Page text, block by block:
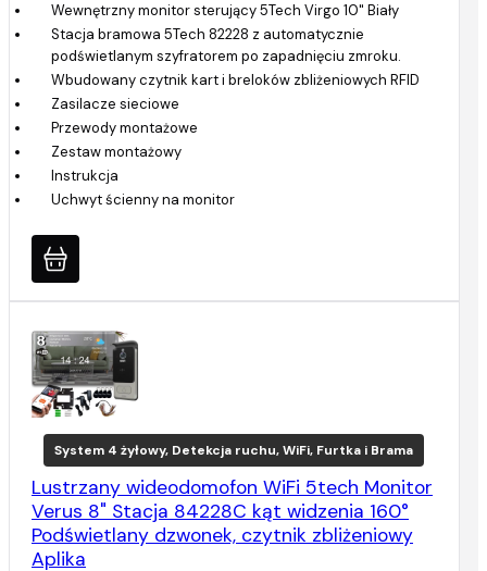
Wewnętrzny monitor sterujący 5Tech Virgo 10" Biały
Stacja bramowa 5Tech 82228 z automatycznie
podświetlanym szyfratorem po zapadnięciu zmroku.
Wbudowany czytnik kart i breloków zbliżeniowych RFID
Zasilacze sieciowe
Przewody montażowe
Zestaw montażowy
Instrukcja
Uchwyt ścienny na monitor
System 4 żyłowy, Detekcja ruchu, WiFi, Furtka i Brama
Lustrzany wideodomofon WiFi 5tech Monitor
Verus 8" Stacja 84228C kąt widzenia 160°
Podświetlany dzwonek, czytnik zbliżeniowy
Aplika